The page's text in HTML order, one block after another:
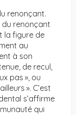
renonçant.
renonçant
la figure de
au
à son
de recul,
pas », ou
». C’est
s’affirme
qui